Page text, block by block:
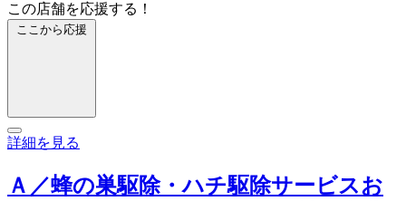
この店舗を応援する！
ここから応援
詳細を見る
Ａ／蜂の巣駆除・ハチ駆除サービスお